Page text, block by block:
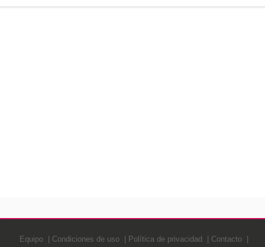
Equipo Condiciones de uso Política de privacidad Contacto